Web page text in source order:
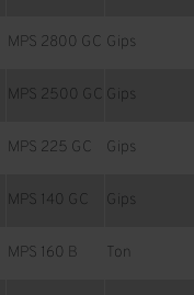
MPS 2800 GC Gips
MPS 2500 GC Gips
MPS 225 GC Gips
MPS 140 GC Gips
MPS 160 B Ton